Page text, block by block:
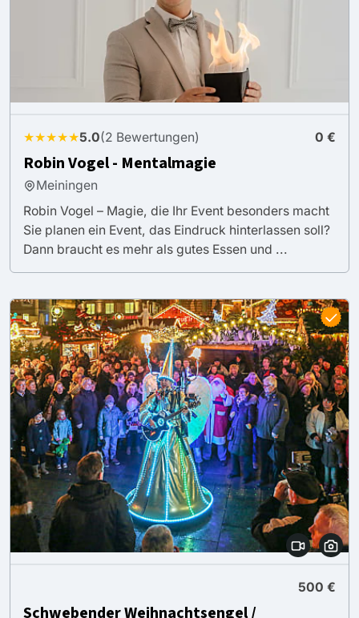
★★★★★5.0(2 Bewertungen) 0 €
Robin Vogel - Mentalmagie
Meiningen
Robin Vogel – Magie, die Ihr Event besonders macht
Sie planen ein Event, das Eindruck hinterlassen soll?
Dann braucht es mehr als gutes Essen und ...
500 €
Schwebender Weihnachtsengel /